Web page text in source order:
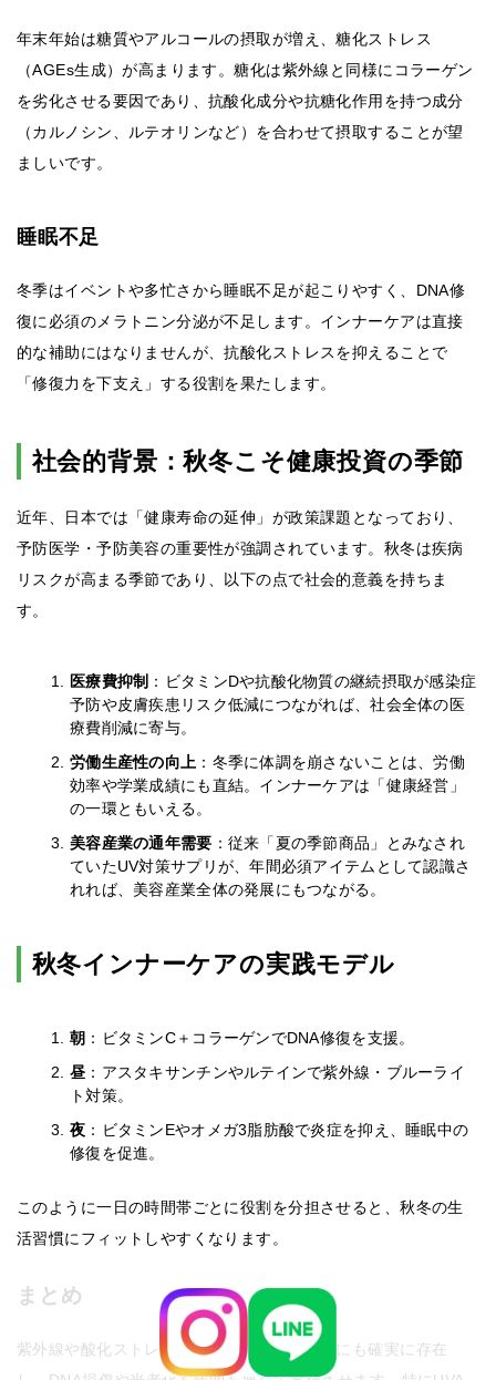
年末年始は糖質やアルコールの摂取が増え、糖化ストレス
（AGEs生成）が高まります。糖化は紫外線と同様にコラーゲン
を劣化させる要因であり、抗酸化成分や抗糖化作用を持つ成分
（カルノシン、ルテオリンなど）を合わせて摂取することが望
ましいです。
睡眠不足
冬季はイベントや多忙さから睡眠不足が起こりやすく、DNA修
復に必須のメラトニン分泌が不足します。インナーケアは直接
的な補助にはなりませんが、抗酸化ストレスを抑えることで
「修復力を下支え」する役割を果たします。
社会的背景：秋冬こそ健康投資の季節
近年、日本では「健康寿命の延伸」が政策課題となっており、
予防医学・予防美容の重要性が強調されています。秋冬は疾病
リスクが高まる季節であり、以下の点で社会的意義を持ちま
す。
医療費抑制 ：ビタミンDや抗酸化物質の継続摂取が感染症
予防や皮膚疾患リスク低減につながれば、社会全体の医
療費削減に寄与。
労働生産性の向上 ：冬季に体調を崩さないことは、労働
効率や学業成績にも直結。インナーケアは「健康経営」
の一環ともいえる。
美容産業の通年需要 ：従来「夏の季節商品」とみなされ
ていたUV対策サプリが、年間必須アイテムとして認識さ
れれば、美容産業全体の発展にもつながる。
秋冬インナーケアの実践モデル
朝 ：ビタミンC＋コラーゲンでDNA修復を支援。
昼 ：アスタキサンチンやルテインで紫外線・ブルーライ
ト対策。
夜 ：ビタミンEやオメガ3脂肪酸で炎症を抑え、睡眠中の
修復を促進。
このように一日の時間帯ごとに役割を分担させると、秋冬の生
活習慣にフィットしやすくなります。
まとめ
紫外線や酸化ストレスは夏だけでなく、秋冬にも確実に存在